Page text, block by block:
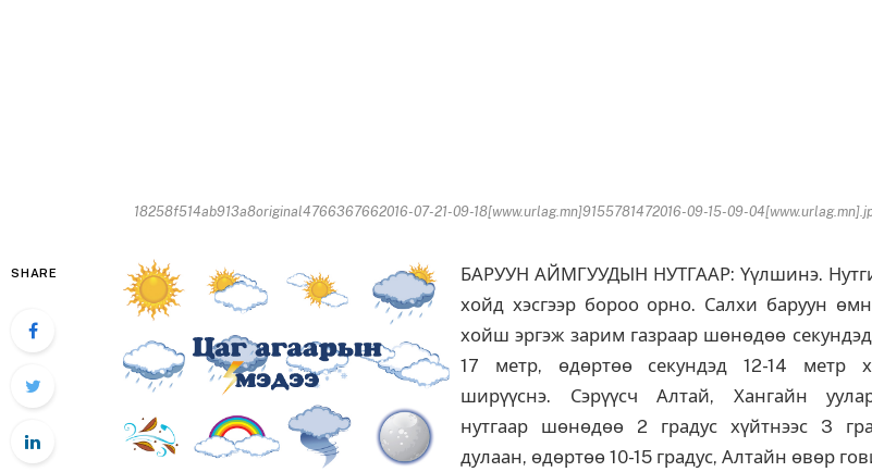
18258f514ab913a8original4766367662016-07-21-09-18[www.urlag.mn]9155781472016-09-15-09-
SHARE
БАРУУН АЙМГУУДЫН НУТГААР: Үүлшинэ.
хойд хэсгээр бороо орно. Салхи баруун
хойш эргэж зарим газраар шөнөдөө
17 метр, өдөртөө секундэд 12-14 метр
ширүүснэ. Сэрүүсч Алтай, Хангайн
нутгаар шөнөдөө 2 градус хүйтнээс 3
дулаан, өдөртөө 10-15 градус, Алтайн өвөр